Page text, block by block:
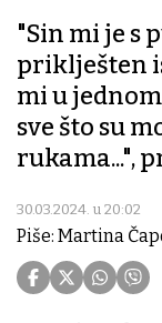
"Sin mi je s
priklješten
mi u
sve što su
rukama...",
30.03.2024. u 20:02
Piše: Martina